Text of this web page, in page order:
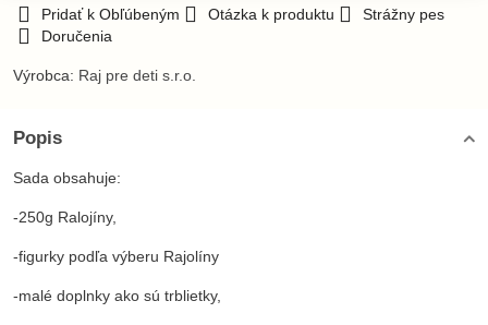
Pridať k Obľúbeným Otázka k produktu
Strážny pes
Doručenia
Výrobca: Raj pre deti s.r.o.
Popis
Sada obsahuje:
-250g Ralojíny,
-figurky podľa výberu Rajolíny
-malé doplnky ako sú trblietky,